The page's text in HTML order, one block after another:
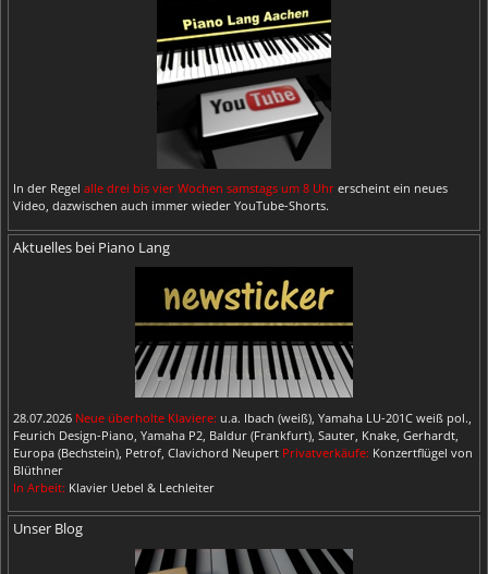
In der Regel alle drei bis vier Wochen samstags um 8 Uhr erscheint ein neues
Video, dazwischen auch immer wieder YouTube-Shorts.
Aktuelles bei Piano Lang
28.07.2026 Neue überholte Klaviere: u.a. Ibach (weiß), Yamaha LU-201C weiß pol.,
Feurich Design-Piano, Yamaha P2, Baldur (Frankfurt), Sauter, Knake, Gerhardt,
Europa (Bechstein), Petrof, Clavichord Neupert Privatverkäufe: Konzertflügel von
Blüthner
In Arbeit: Klavier Uebel & Lechleiter
Unser Blog